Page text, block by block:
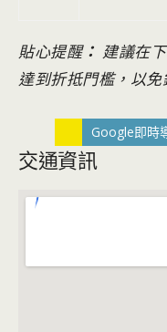
貼心提醒： 建議在
達到折抵門檻，以免
Google即時
交通資訊